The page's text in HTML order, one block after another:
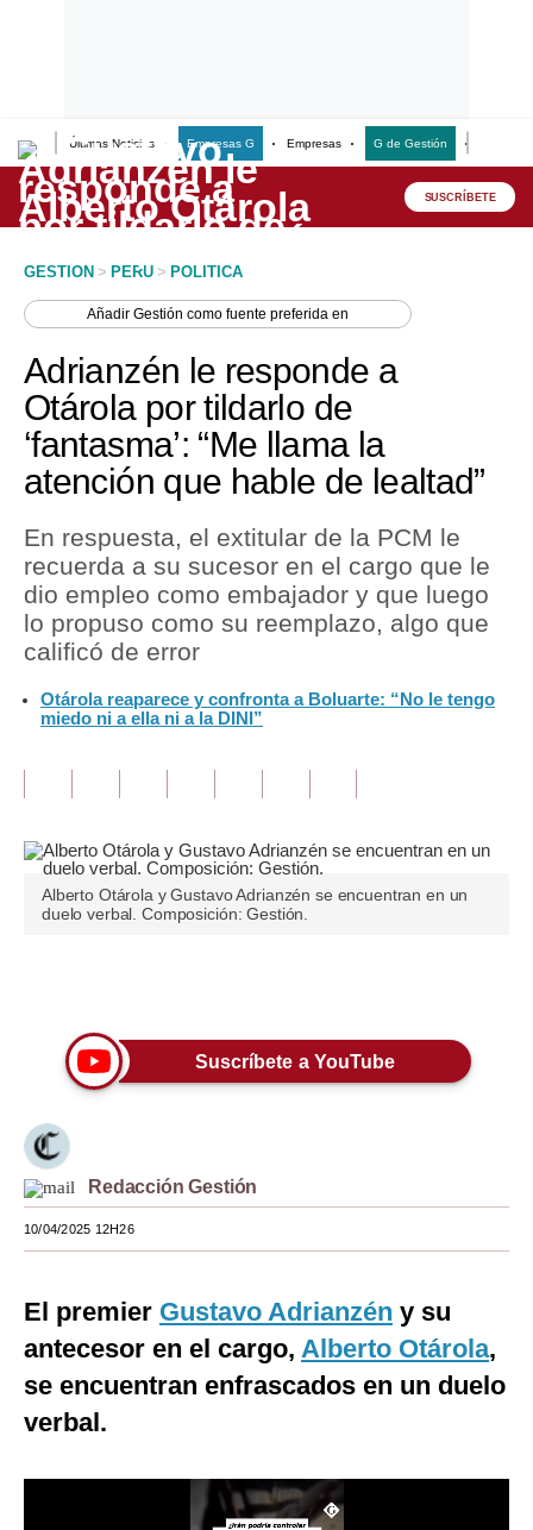
Últimas Noticias Empresas G Empresas G de Gestión
Lo último
Peru Quiosco
Economía
Mercados
Perú
Política
Tu Dinero
Finanzas Personales
Plus G
Opinión
Pregunta de hoy
Blogs
Viajes
Estilos
Mundo
España
Internacional
Tecnología
Club del Suscriptor
SUSCRÍBETE
GESTION > PERU > POLITICA
AñadirGestión como fuente preferida en
Adrianzén le responde a
Otárola por tildarlo de
‘fantasma’: “Me llama la
atención que hable de lealtad”
En respuesta, el extitular de la PCM le
recuerda a su sucesor en el cargo que le
dio empleo como embajador y que luego
lo propuso como su reemplazo, algo que
calificó de error
Otárola reaparece y confronta a Boluarte: “No le tengo
miedo ni a ella ni a la DINI”
Alberto Otárola y Gustavo Adrianzén se encuentran en un
duelo verbal. Composición: Gestión.
Suscríbete a YouTube
Redacción Gestión
10/04/2025 12H26
El premier Gustavo Adrianzén y su
antecesor en el cargo, Alberto Otárola,
se encuentran enfrascados en un duelo
verbal.